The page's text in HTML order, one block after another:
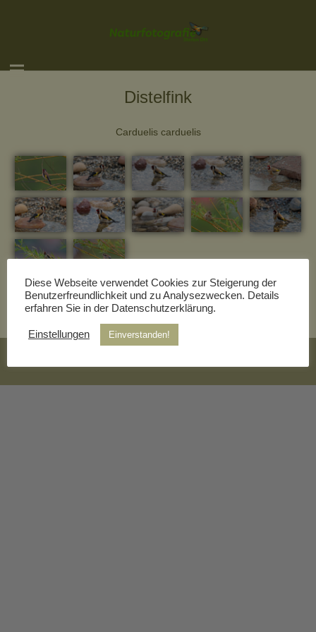
Distelfink
Carduelis carduelis
Sollten Sie Interesse an einem der hier gezeigten Bildern
haben, wenden Sie sich doch einfach per Email an mich.
Diese Webseite verwendet Cookies zur Steigerung der
Benutzerfreundlichkeit und zu Analysezwecken. Details
erfahren Sie in der Datenschutzerklärung.
Einstellungen Einverstanden!